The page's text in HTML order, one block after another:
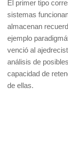
El primer tipo
sistemas
almacenan
ejemplo
venció al
análisis de
capacidad de
de ellas.